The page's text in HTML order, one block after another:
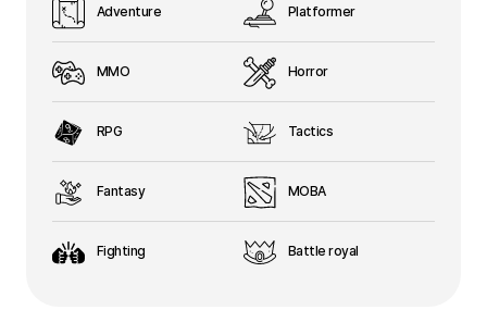
Adventure
MMO
RPG
Fantasy
Fighting
Platformer
Horror
Tactics
MOBA
Battle royal